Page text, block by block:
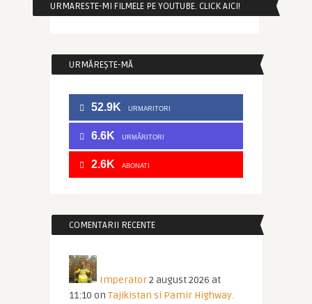
URMARESTE-MI FILMELE PE YOUTUBE. CLICK AICI!
URMĂREȘTE-MĂ
52.9K URMARITORI
6.6K URMĂRITORI
2.6K ABONATI
COMENTARII RECENTE
Imperator2 august 2026 at
11:10 on Tajikistan si Pamir Highway.